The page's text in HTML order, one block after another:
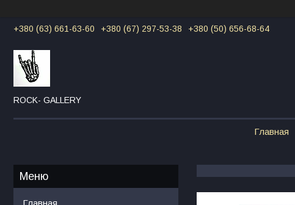
+380 (63) 661-63-60 +380 (67) 297-53-38 +380 (50) 656-68-64
ROCK- GALLERY
Главная
Главная